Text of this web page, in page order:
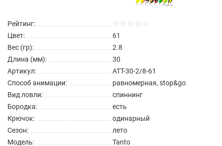
Рейтинг:
Цвет:
61
Вес (гр):
2.8
Длина (мм):
30
Артикул:
ATT-30-2/8-61
Способ анимации:
равномерная, stop&go
Вид ловли:
спиннинг
Бородка:
есть
Крючок:
одинарный
Сезон:
лето
Модель:
Tanto